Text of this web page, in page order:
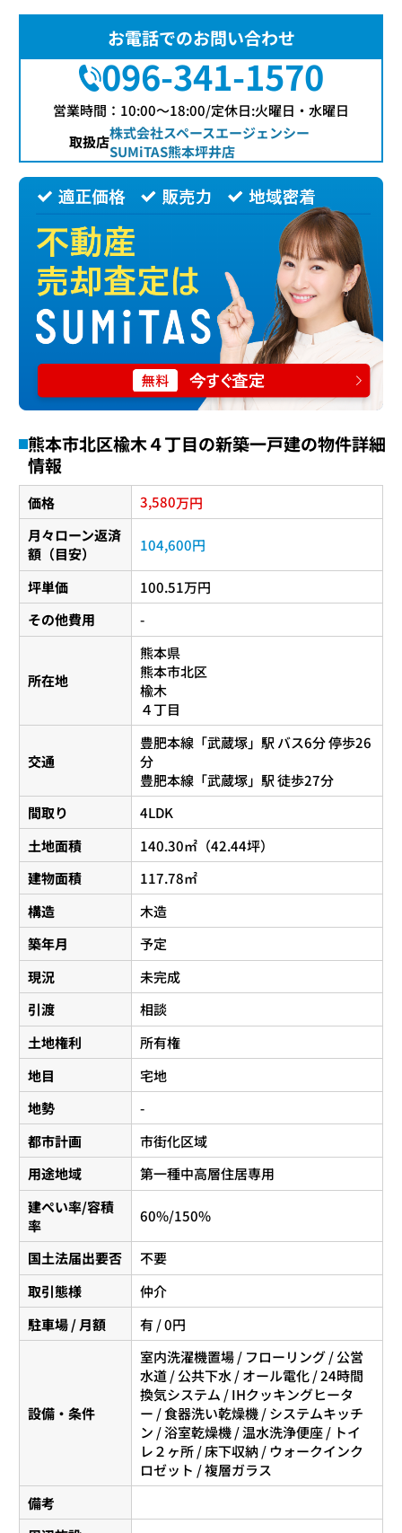
お電話でのお問い合わせ
096-341-1570
営業時間：10:00〜18:00/定休日:火曜日・水曜日
取扱店株式会社スペースエージェンシー
SUMiTAS熊本坪井店
熊本市北区楡木４丁目の新築一戸建の物件詳細
情報
価格 3,580万円
月々ローン返済
額（目安）
104,600円
坪単価
100.51万円
その他費用
-
所在地
熊本県
熊本市北区
楡木
４丁目
交通
豊肥本線 「武蔵塚」駅 バス6分 停歩26
分
豊肥本線 「武蔵塚」駅 徒歩27分
間取り
4LDK
土地面積
140.30㎡（42.44坪）
建物面積
117.78㎡
構造
木造
築年月
予定
現況
未完成
引渡
相談
土地権利
所有権
地目
宅地
地勢
-
都市計画
市街化区域
用途地域
第一種中高層住居専用
建ぺい率/容積
率
60%/150%
国土法届出要否
不要
取引態様
仲介
駐車場 / 月額
有 / 0円
設備・条件
室内洗濯機置場 / フローリング / 公営
水道 / 公共下水 / オール電化 / 24時間
換気システム / IHクッキングヒータ
ー / 食器洗い乾燥機 / システムキッチ
ン / 浴室乾燥機 / 温水洗浄便座 / トイ
レ２ヶ所 / 床下収納 / ウォークインク
ロゼット / 複層ガラス
備考